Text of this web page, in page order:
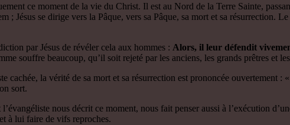
ce moment de la vie du Christ. Il est au Nord de la Terre Sainte,
; Jésus se dirige vers la Pâque, vers sa Pâque, sa mort et sa résurrection.
par Jésus de révéler cela aux hommes : Alors, il leur défendit
souffre beaucoup, qu’il soit rejeté par les anciens, les grands prêtres et
cachée, la vérité de sa mort et sa résurrection est prononcée ouvertement : «
sort.
nous décrit ce moment, nous fait penser aussi à l’exécution
à lui faire de vifs reproches.